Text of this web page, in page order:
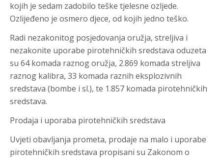
kojih je sedam zadobilo teške tjelesne ozljede.
Ozlijeđeno je osmero djece, od kojih jedno teško.
Radi nezakonitog posjedovanja oružja, streljiva i
nezakonite uporabe pirotehničkih sredstava oduzeta
su 64 komada raznog oružja, 2.869 komada streljiva
raznog kalibra, 33 komada raznih eksplozivnih
sredstava (bombe i sl.), te 1.857 komada pirotehničkih
sredstava.
Prodaja i uporaba pirotehničkih sredstava
Uvjeti obavljanja prometa, prodaje na malo i uporabe
pirotehničkih sredstava propisani su Zakonom o